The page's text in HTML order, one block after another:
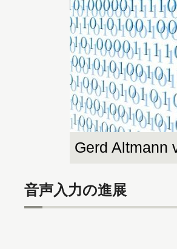
Gerd Altmann
音声入力の進展